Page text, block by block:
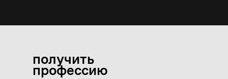
получить
профессию